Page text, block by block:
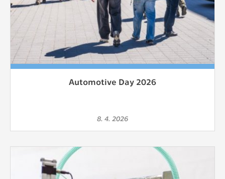
Automotive Day 2026
8. 4. 2026